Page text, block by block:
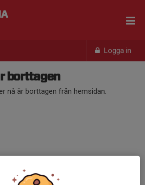
Logga in
borttagen
nå är borttagen från hemsidan.